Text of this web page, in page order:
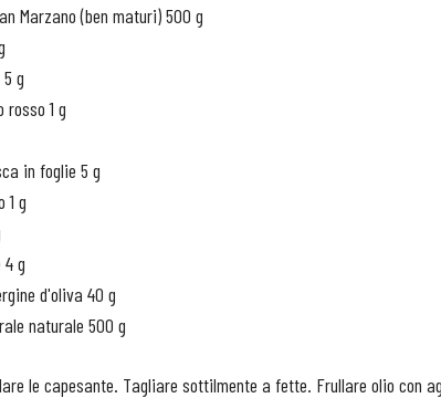
Marzano (ben maturi) 500 g
g
rosso 1 g
in foglie 5 g
1 g
g
d'oliva 40 g
naturale 500 g
le capesante. Tagliare sottilmente a fette. Frullare olio con